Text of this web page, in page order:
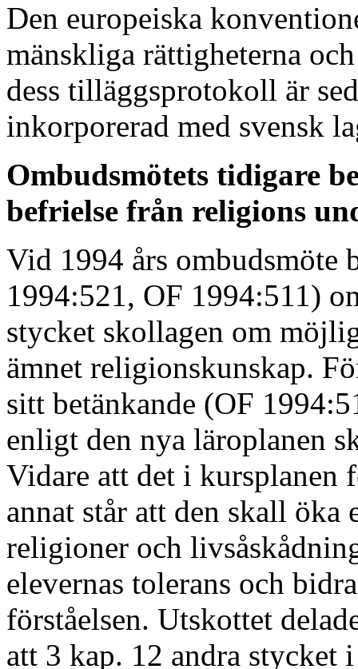
Den europeiska
mänskliga rättigheterna
dess tilläggsprotokoll är
inkorporerad med svensk
Ombudsmötets tidigare
befrielse från religions
Vid 1994 års ombudsmöte
1994:521, OF 1994:511)
stycket skollagen om
ämnet religionskunskap.
sitt betänkande (OF
enligt den nya läroplanen
Vidare att det i kursplanen
annat står att den skall öka
religioner och
elevernas tolerans och
förståelsen. Utskottet
att 3 kap. 12 andra stycket